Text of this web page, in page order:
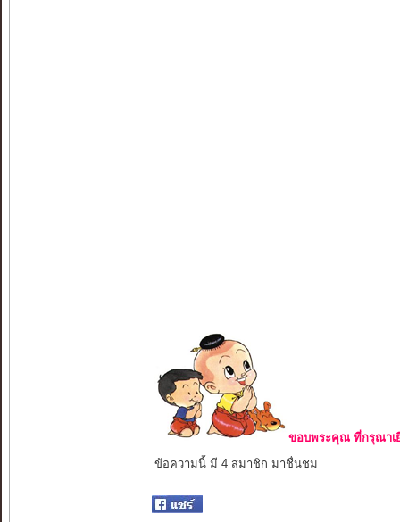
ขอบพระคุณ ที่กรุณาเ
ข้อความนี้ มี 4 สมาชิก มาชื่นชม